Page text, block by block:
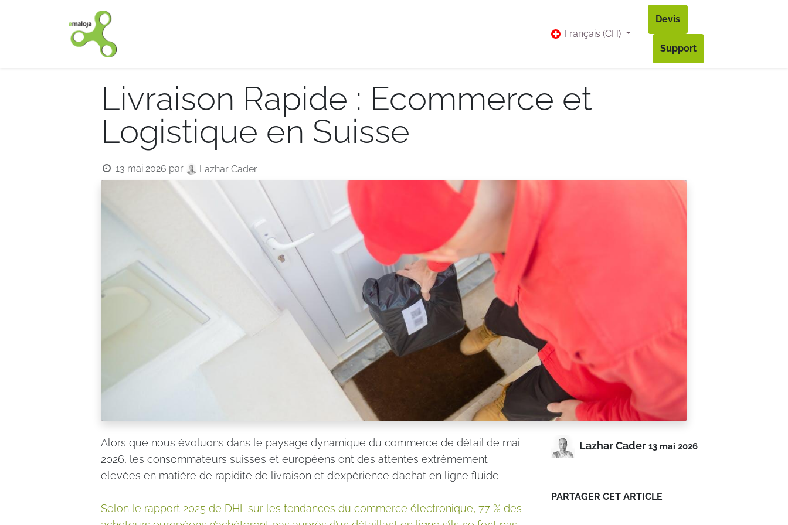
Bl​og Contact Accès à mon compte
Français (CH)
Devis
Support
Livraison Rapide : Ecommerce et
Logistique en Suisse
13 mai 2026 par Lazhar Cader
Alors que nous évoluons dans le paysage dynamique du commerce de détail de mai
2026, les consommateurs suisses et européens ont des attentes extrêmement
élevées en matière de rapidité de livraison et d’expérience d’achat en ligne fluide.
Selon le rapport 2025 de DHL sur les tendances du commerce électronique, 77 % des
Lazhar Cader 13 mai 2026
PARTAGER CET ARTICLE